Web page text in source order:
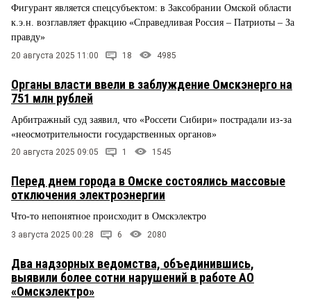
Фигурант является спецсубъектом: в Заксобрании Омской области
к.э.н. возглавляет фракцию «Справедливая Россия – Патриоты – За
правду»
20 августа 2025 11:00 18 4985
Органы власти ввели в заблуждение Омскэнерго на
751 млн рублей
Арбитражный суд заявил, что «Россети Сибири» пострадали из-за
«неосмотрительности государственных органов»
20 августа 2025 09:05 1 1545
Перед днем города в Омске состоялись массовые
отключения электроэнергии
Что-то непонятное происходит в Омскэлектро
3 августа 2025 00:28 6 2080
Два надзорных ведомства, объединившись,
выявили более сотни нарушений в работе АО
«Омскэлектро»